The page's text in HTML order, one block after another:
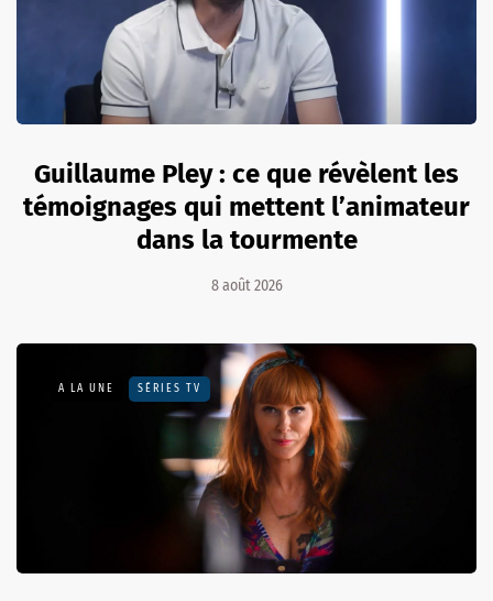
Guillaume Pley : ce que révèlent les
témoignages qui mettent l’animateur
dans la tourmente
8 août 2026
A LA UNE SÉRIES TV